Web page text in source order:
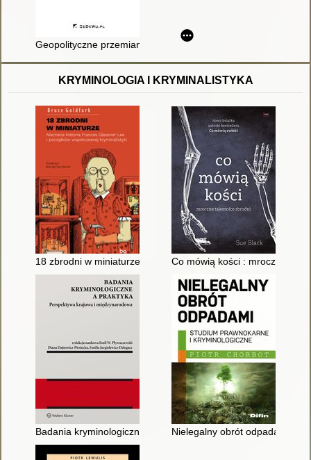
Geopolityczne przemiany białoruskiej przestrzeni cywilizacyjnej
KRYMINOLOGIA I KRYMINALISTYKA
18 zbrodni w miniaturze : nieznana historia Frances Glessner
Co mówią kości : mroczne
Badania kryminologiczne a praktyka : perspektywa krajowa i
Nielegalny obrót odpadami :